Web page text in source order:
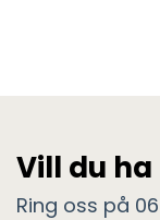
Vill du
Ring oss på